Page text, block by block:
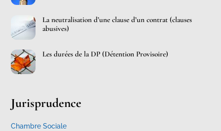
La neutralisation d’une clause d’un contrat (clauses
abusives)
Les durées de la DP (Détention Provisoire)
Jurisprudence
Chambre Sociale